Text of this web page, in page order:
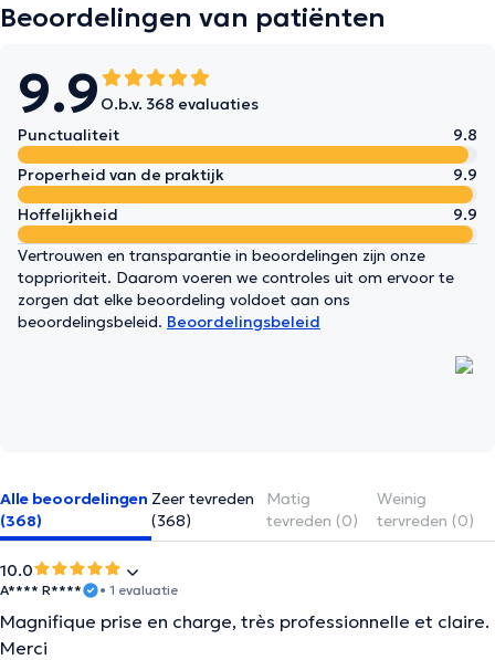
Beoordelingen van patiënten
9.9 O.b.v. 368 evaluaties
Punctualiteit
9.8
Properheid van de praktijk
9.9
Hoffelijkheid
9.9
Vertrouwen en transparantie in beoordelingen zijn onze
topprioriteit. Daarom voeren we controles uit om ervoor te
zorgen dat elke beoordeling voldoet aan ons
beoordelingsbeleid. Beoordelingsbeleid
Alle beoordelingen
(368)
Zeer tevreden
(368)
Matig
tevreden (0)
Weinig
tervreden (0)
10.0
A**** R**** • 1 evaluatie
Magnifique prise en charge, très professionnelle et claire.
Merci